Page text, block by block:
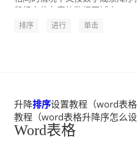
排序 进行 单击
升降排序设置教程（word表
教程（word表格升降序怎么
Word表格